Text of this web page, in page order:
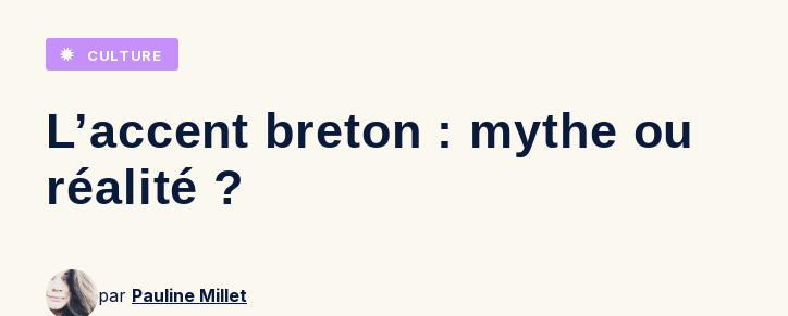
CULTURE
L’accent breton : mythe ou
réalité ?
par Pauline Millet